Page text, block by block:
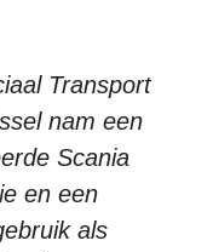
Transport
nam een
Scania
en een
als